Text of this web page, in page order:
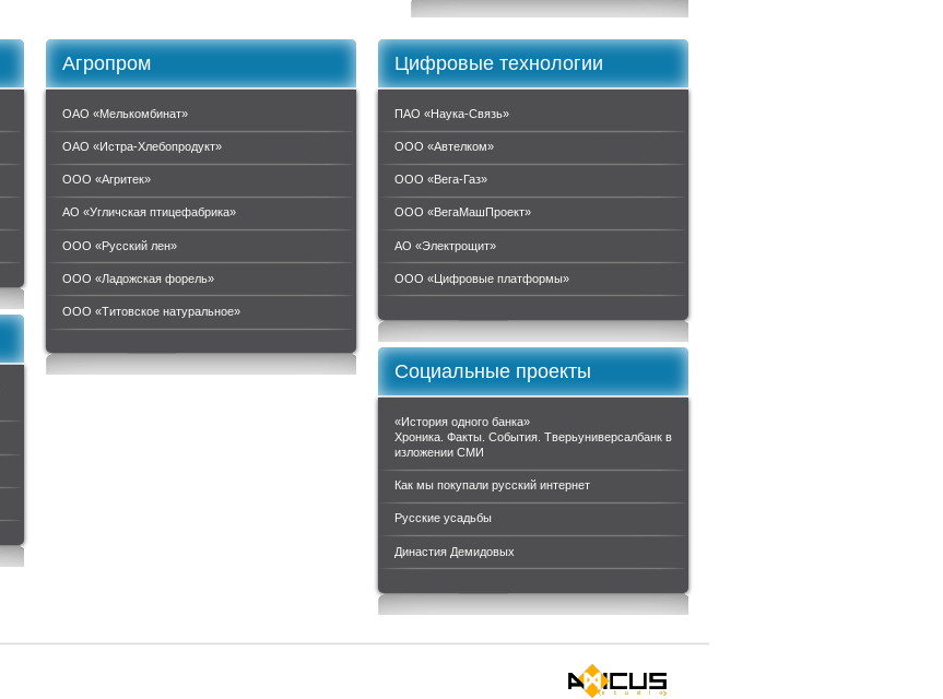
Агропром
ОАО «Мелькомбинат»
ОАО «Истра-Хлебопродукт»
ООО «Агритек»
АО «Угличская птицефабрика»
ООО «Русский лен»
ООО «Ладожская форель»
ООО «Титовское натуральное»
Цифровые технологии
ПАО «Наука-Связь»
ООО «Автелком»
ООО «Вега-Газ»
ООО «ВегаМашПроект»
АО «Электрощит»
ООО «Цифровые платформы»
Социальные проекты
«История одного банка»
Хроника. Факты. События. Тверьуниверсалбанк в
изложении СМИ
Как мы покупали русский интернет
Русские усадьбы
Династия Демидовых